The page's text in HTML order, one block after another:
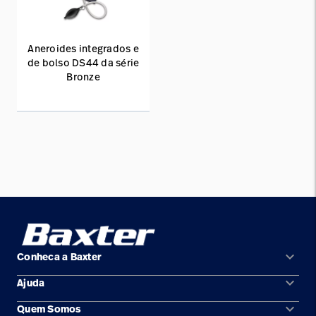
Aneroides integrados e
de bolso DS44 da série
Bronze
Conheca a Baxter keyboard_arrow_down
Áreas de solução
Produtos
Ajuda keyboard_arrow_down
Contato
Quem Somos keyboard_arrow_down